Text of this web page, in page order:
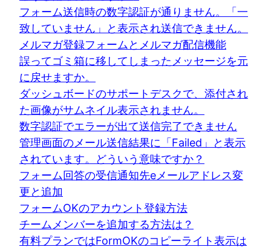
フォーム送信時の数字認証が通りません。「一
致していません」と表示され送信できません。
メルマガ登録フォームとメルマガ配信機能
誤ってゴミ箱に移してしまったメッセージを元
に戻せますか。
ダッシュボードのサポートデスクで、添付され
た画像がサムネイル表示されません。
数字認証でエラーが出て送信完了できません
管理画面のメール送信結果に「Failed」と表示
されています。どういう意味ですか？
フォーム回答の受信通知先eメールアドレス変
更と追加
フォームOKのアカウント登録方法
チームメンバーを追加する方法は？
有料プランではFormOKのコピーライト表示は